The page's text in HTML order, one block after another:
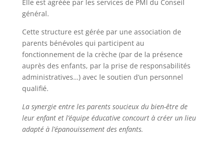
Elle est agréée par les services de PMI du Conseil
général.
Cette structure est gérée par une association de
parents bénévoles qui participent au
fonctionnement de la crèche (par de la présence
auprès des enfants, par la prise de responsabilités
administratives…) avec le soutien d’un personnel
qualifié.
La synergie entre les parents soucieux du bien-être de
leur enfant et l’équipe éducative concourt à créer un lieu
adapté à l’épanouissement des enfants.